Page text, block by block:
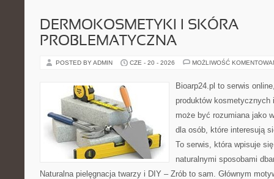
DERMOKOSMETYKI I SKÓRA
PROBLEMATYCZNA
POSTED BY ADMIN CZE - 20 - 2026 MOŻLIWOŚĆ
Bioarp24.pl to serwis
produktów kosmetycznych
może być rozumiana jako
dla osób, które interesują
To serwis, która wpisuje
naturalnymi sposobami
Naturalna pielęgnacja twarzy i DIY – Zrób to sam. Głównym